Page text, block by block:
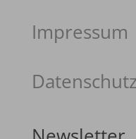
Impressum